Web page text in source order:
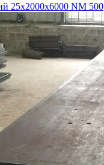
25х2000х6000 NM 500